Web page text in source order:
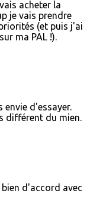
acheter la
je vais prendre
(et puis j'ai
ma PAL !).
envie d'essayer.
différent du mien.
bien d'accord avec